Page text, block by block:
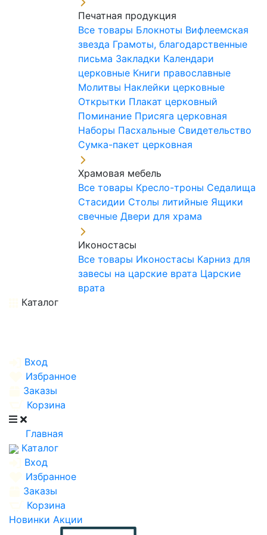
Печатная продукция
Все товары Блокноты Вифлеемская
звезда Грамоты, благодарственные
письма Закладки Календари
церковные Книги православные
Молитвы Наклейки церковные
Открытки Плакат церковный
Поминание Присяга церковная
Наборы Пасхальные Свидетельство
Сумка-пакет церковная
Храмовая мебель
Все товары Кресло-троны Седалища
Стасидии Столы литийные Ящики
свечные Двери для храма
Иконостасы
Все товары Иконостасы Карниз для
завесы на царские врата Царские
врата
Каталог
Вход
Избранное
Заказы
Корзина
Главная
Каталог
Вход
Избранное
Заказы
Корзина
Новинки Акции